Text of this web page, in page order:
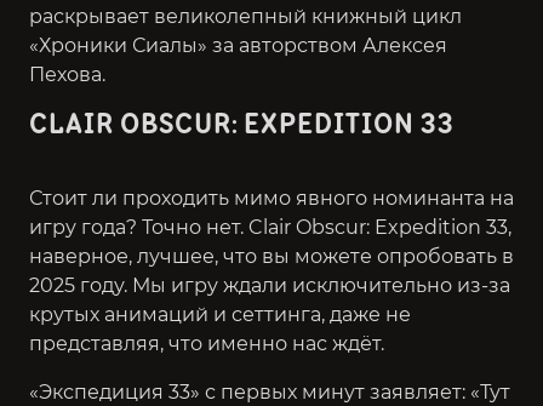
раскрывает великолепный книжный цикл
«Хроники Сиалы» за авторством Алексея
Пехова.
CLAIR OBSCUR: EXPEDITION 33
Стоит ли проходить мимо явного номинанта на
игру года? Точно нет. Clair Obscur: Expedition 33,
наверное, лучшее, что вы можете опробовать в
2025 году. Мы игру ждали исключительно из-за
крутых анимаций и сеттинга, даже не
представляя, что именно нас ждёт.
«Экспедиция 33» с первых минут заявляет: «Тут